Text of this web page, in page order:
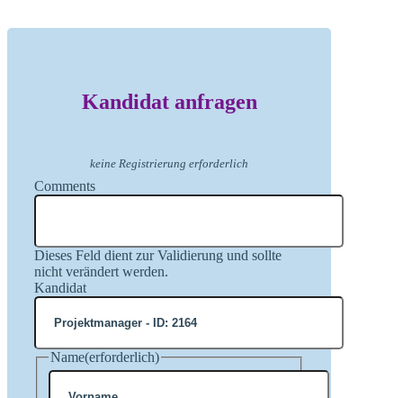
Kandidat anfragen
keine Registrierung erforderlich
Comments
Dieses Feld dient zur Validierung und sollte
nicht verändert werden.
Kandidat
Name(erforderlich)